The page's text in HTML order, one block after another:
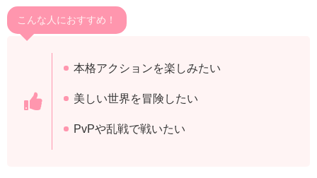
こんな人におすすめ！
本格アクションを楽しみたい
美しい世界を冒険したい
PvPや乱戦で戦いたい